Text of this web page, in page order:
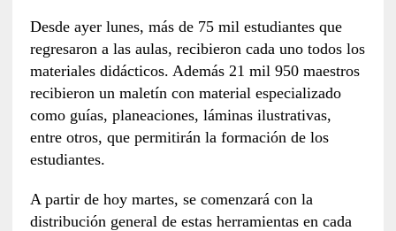
Desde ayer lunes, más de 75 mil estudiantes que
regresaron a las aulas, recibieron cada uno todos los
materiales didácticos. Además 21 mil 950 maestros
recibieron un maletín con material especializado
como guías, planeaciones, láminas ilustrativas,
entre otros, que permitirán la formación de los
estudiantes.
A partir de hoy martes, se comenzará con la
distribución general de estas herramientas en cada